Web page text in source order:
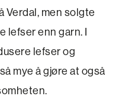
Verdal, men solgte
lefser enn garn. I
lefser og
mye å gjøre at også